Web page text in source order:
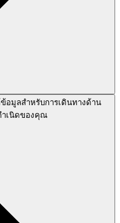
อมูลสำหรับการเดินทางด้าน
ำเนิดของคุณ